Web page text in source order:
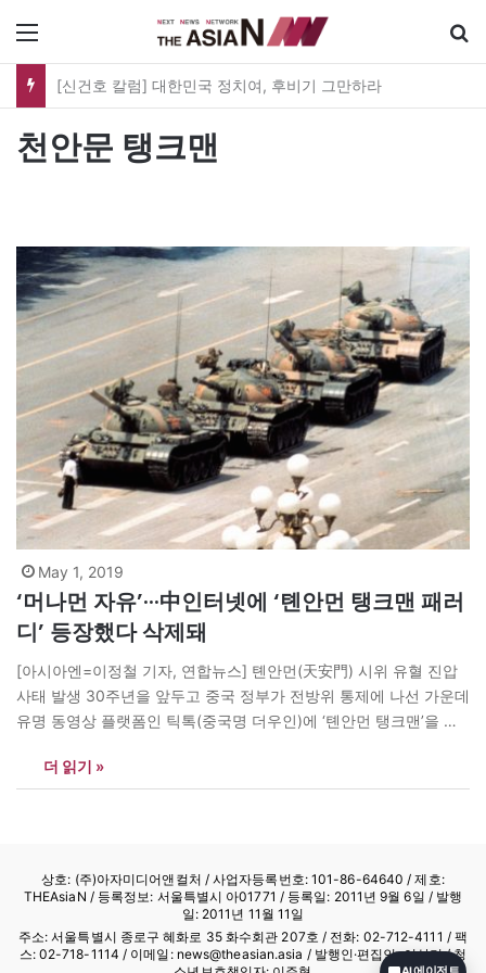
[신건호 칼럼] 대한민국 정치여, 후비기 그만하라
천안문 탱크맨
May 1, 2019
‘머나먼 자유’···中인터넷에 ‘톈안먼 탱크맨 패러
디’ 등장했다 삭제돼
[아시아엔=이정철 기자, 연합뉴스] 톈안먼(天安門) 시위 유혈 진압
사태 발생 30주년을 앞두고 중국 정부가 전방위 통제에 나선 가운데
유명 동영상 플랫폼인 틱톡(중국명 더우인)에 ‘톈안먼 탱크맨’을 연
틱톡에 흰 셔츠를 입은 한 남성이 베이징군사박물관에 전시된 전차
를 마주보고 서 있는 장면을 찍은 동영상이 올라왔다. 이…
더 읽기 »
상호: (주)아자미디어앤컬처 /사업자등록번호: 101-86-64640 / 제호:
THEAsiaN / 등록정보: 서울특별시 아01771 / 등록일: 2011년 9월 6일 / 발행
일: 2011년 11월 11일
주소: 서울특별시 종로구 혜화로 35 화수회관 207호 / 전화: 02-712-4111 / 팩
스: 02-718-1114 / 이메일: news@theasian.asia / 발행인·편집인: 이상기 / 청